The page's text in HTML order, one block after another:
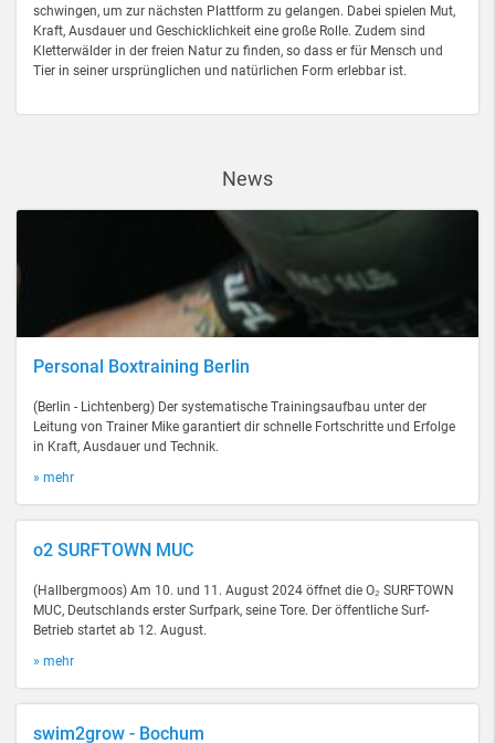
schwingen, um zur nächsten Plattform zu gelangen. Dabei spielen Mut,
Kraft, Ausdauer und Geschicklichkeit eine große Rolle. Zudem sind
Kletterwälder in der freien Natur zu finden, so dass er für Mensch und
Tier in seiner ursprünglichen und natürlichen Form erlebbar ist.
News
Personal Boxtraining Berlin
(Berlin - Lichtenberg) Der systematische Trainingsaufbau unter der
Leitung von Trainer Mike garantiert dir schnelle Fortschritte und Erfolge
in Kraft, Ausdauer und Technik.
» mehr
o2 SURFTOWN MUC
(Hallbergmoos) Am 10. und 11. August 2024 öffnet die O₂ SURFTOWN
MUC, Deutschlands erster Surfpark, seine Tore. Der öffentliche Surf-
Betrieb startet ab 12. August.
» mehr
swim2grow - Bochum